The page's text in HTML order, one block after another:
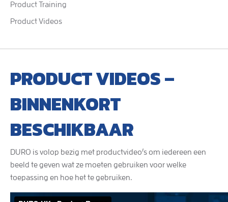
Product Training
Product Videos
PRODUCT VIDEOS –
BINNENKORT
BESCHIKBAAR
DURO is volop bezig met productvideo’s om iedereen een
beeld te geven wat ze moeten gebruiken voor welke
toepassing en hoe het te gebruiken.